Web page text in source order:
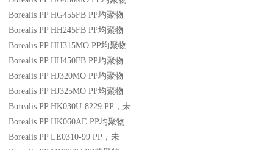
Borealis PP HG455FB PP均聚物
Borealis PP HH245FB PP均聚物
Borealis PP HH315MO PP均聚物
Borealis PP HH450FB PP均聚物
Borealis PP HJ320MO PP均聚物
Borealis PP HJ325MO PP均聚物
Borealis PP HK030U-8229 PP ，未
Borealis PP HK060AE PP均聚物
Borealis PP LE0310-99 PP ，未